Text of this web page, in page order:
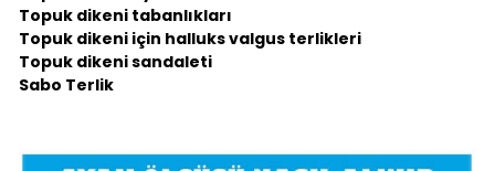
Topuk dikeni tabanlıkları
Topuk dikeni için halluks valgus terlikleri
Topuk dikeni sandaleti
Sabo Terlik